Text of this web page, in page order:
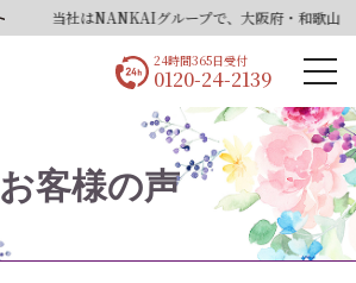
当社はNANKAIグループで、大阪府・和歌山県
24時間365日受付
0120-24-2139
お客様の声